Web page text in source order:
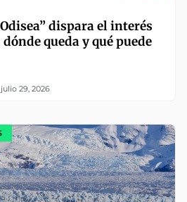
dispara el interés
queda y qué puede
julio 29, 2026